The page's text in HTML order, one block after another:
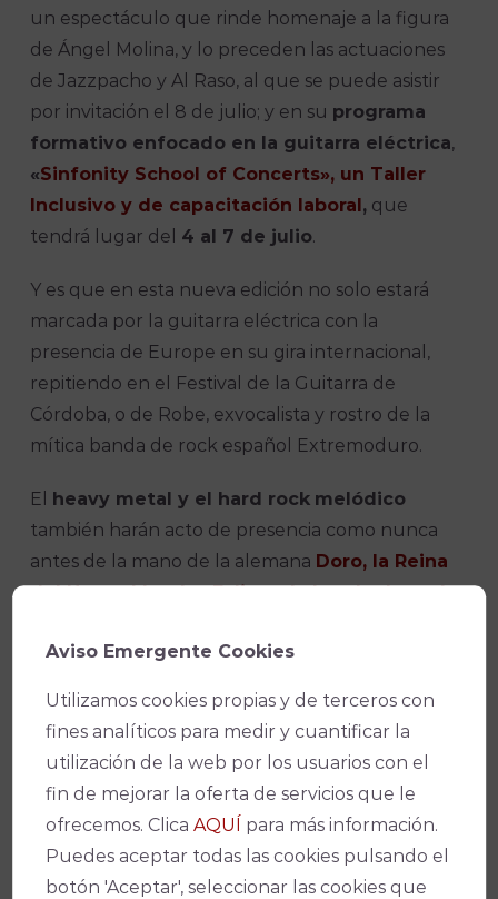
un espectáculo que rinde homenaje a la figura
de Ángel Molina, y lo preceden las actuaciones
de Jazzpacho y Al Raso, al que se puede asistir
por invitación el 8 de julio; y en su programa
formativo enfocado en la guitarra eléctrica,
«Sinfonity School of Concerts», un Taller
Inclusivo y de capacitación laboral , que
tendrá lugar del 4 al 7 de julio.
Y es que en esta nueva edición no solo estará
marcada por la guitarra eléctrica con la
presencia de Europe en su gira internacional,
repitiendo en el Festival de la Guitarra de
Córdoba, o de Robe, exvocalista y rostro de la
mítica banda de rock español Extremoduro.
El heavy metal y el hard rock melódico
también harán acto de presencia como nunca
antes de la mano de la alemana Doro, la Reina
del Heavy Metal, y Eclipse, la banda de rock
de oro perfecto en clave de rock para clausurar
Facebook
X WhatsApp
Email
Copy
Link
Aviso Emergente Cookies
Utilizamos cookies propias y de terceros con
fines analíticos para medir y cuantificar la
utilización de la web por los usuarios con el
fin de mejorar la oferta de servicios que le
ofrecemos. ClicaAQUÍ para más información.
Puedes aceptar todas las cookies pulsando el
botón 'Aceptar', seleccionar las cookies que